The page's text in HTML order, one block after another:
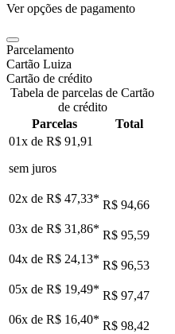
Ver opções de pagamento
Parcelamento
Cartão Luiza
Cartão de crédito
Tabela de parcelas de Cartão
de crédito
Parcelas
Total
01x de R$ 91,91
sem juros
02x de R$ 47,33* R$ 94,66
03x de R$ 31,86* R$ 95,59
04x de R$ 24,13* R$ 96,53
05x de R$ 19,49* R$ 97,47
06x de R$ 16,40* R$ 98,42